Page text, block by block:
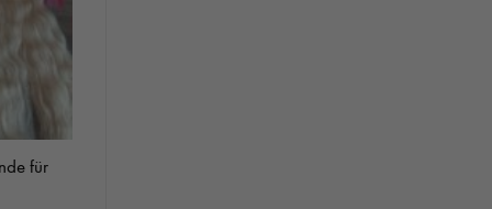
für